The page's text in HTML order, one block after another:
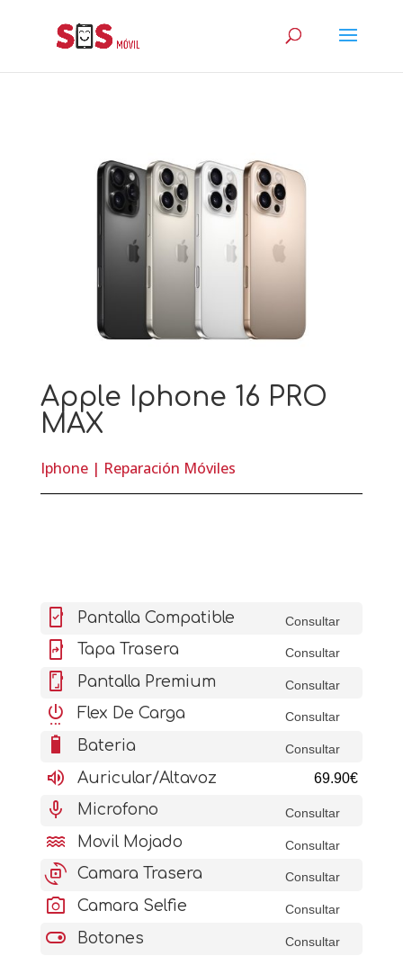
Apple Iphone 16 PRO
MAX
Iphone| Reparación Móviles
mobile_friendly Pantalla Compatible Consultar
mobile_screen_share Tapa Trasera Consultar
screenshot Pantalla Premium Consultar
settings_power Flex De Carga Consultar
battery_6_bar Bateria Consultar
volume_up Auricular/Altavoz 69.90€
mic Microfono Consultar
water Movil Mojado Consultar
cameraswitch Camara Trasera Consultar
photo_camera Camara Selfie Consultar
toggle_on Botones Consultar